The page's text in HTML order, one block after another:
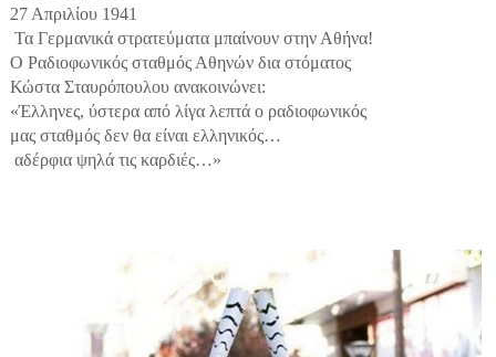
27 Απριλίου 1941
Τα Γερμανικά στρατεύματα μπαίνουν στην Αθήνα!
Ο Ραδιοφωνικός σταθμός Αθηνών δια στόματος
Κώστα Σταυρόπουλου ανακοινώνει:
«Έλληνες, ύστερα από λίγα λεπτά ο ραδιοφωνικός
μας σταθμός δεν θα είναι ελληνικός…
αδέρφια ψηλά τις καρδιές…»